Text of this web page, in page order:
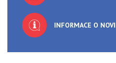
INFORMACE O